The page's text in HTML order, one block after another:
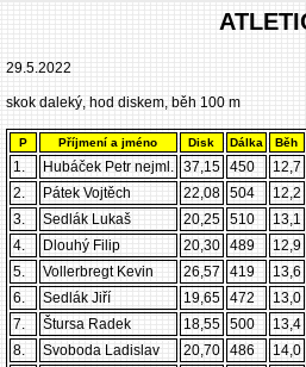
29.5.2022
skok daleký, hod diskem, běh 100 m
P Příjmení a jméno Disk Dálka Běh
1. Hubáček Petr nejml. 37,15 450 12,7
2.
Pátek Vojtěch 22,08 504 12,2
3.
Sedlák Lukaš 20,25 510 13,1
4.
Dlouhý Filip 20,30 489 12,9
5.
Vollerbregt Kevin 26,57 419 13,6
6.
Sedlák Jiří 19,65 472 13,0
7.
Štursa Radek 18,55 500 13,4
8.
Svoboda Ladislav 20,70 486 14,0